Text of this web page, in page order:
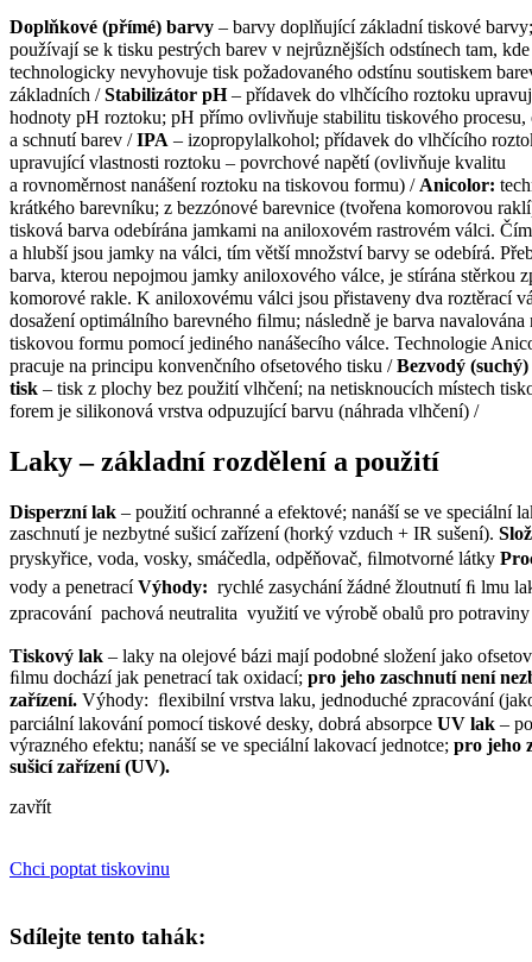
Doplňkové (přímé) barvy – barvy doplňující základní tiskové barvy;
používají se k tisku pestrých barev v nejrůznějších odstínech tam, kde
technologicky nevyhovuje tisk požadovaného odstínu soutiskem
základních /Stabilizátor pH– přídavek do vlhčícího roztoku
hodnoty pH roztoku; pH přímo ovlivňuje stabilitu tiskového procesu,
a schnutí barev /IPA – izopropylalkohol; přídavek do vlhčícího
upravující vlastnosti roztoku – povrchové napětí (ovlivňuje kvalitu
a rovnoměrnost nanášení roztoku na tiskovou formu) /Anicolor:
krátkého barevníku; z bezzónové barevnice (tvořena komorovou
tisková barva odebírána jamkami na aniloxovém rastrovém válci.
a hlubší jsou jamky na válci, tím větší množství barvy se odebírá.
barva, kterou nepojmou jamky aniloxového válce, je stírána stěrkou
komorové rakle. K aniloxovému válci jsou přistaveny dva roztěrací
dosažení optimálního barevného ﬁlmu; následně je barva navalována
tiskovou formu pomocí jediného nanášecího válce. Technologie
pracuje na principu konvenčního ofsetového tisku /Bezvodý
tisk – tisk z plochy bez použití vlhčení; na netisknoucích místech
forem je silikonová vrstva odpuzující barvu (náhrada vlhčení) /
Laky – základní rozdělení a použití
Disperzní lak – použití ochranné a efektové; nanáší se ve speciální
zaschnutí je nezbytné sušicí zařízení (horký vzduch + IR sušení).
pryskyřice, voda, vosky, smáčedla, odpěňovač, ﬁlmotvorné látky
vody a penetracíVýhody:  rychlé zasychání žádné žloutnutí ﬁ lmu
zpracování  pachová neutralita  využití ve výrobě obalů pro potraviny
Tiskový lak – laky na olejové bázi mají podobné složení jako
ﬁlmu dochází jak penetrací tak oxidací; pro jeho zaschnutí není
zařízení. Výhody:  ﬂexibilní vrstva laku, jednoduché zpracování
parciální lakování pomocí tiskové desky, dobrá absorpce UV lak –
výrazného efektu; nanáší se ve speciální lakovací jednotce; pro jeho
sušicí zařízení (UV).
zavřít
Chci poptat tiskovinu
Sdílejte tento tahák: